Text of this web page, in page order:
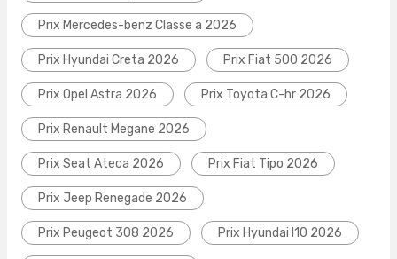
Prix Mercedes-benz Classe a 2026
Prix Hyundai Creta 2026 Prix Fiat 500 2026
Prix Opel Astra 2026 Prix Toyota C-hr 2026
Prix Renault Megane 2026
Prix Seat Ateca 2026 Prix Fiat Tipo 2026
Prix Jeep Renegade 2026
Prix Peugeot 308 2026 Prix Hyundai I10 2026